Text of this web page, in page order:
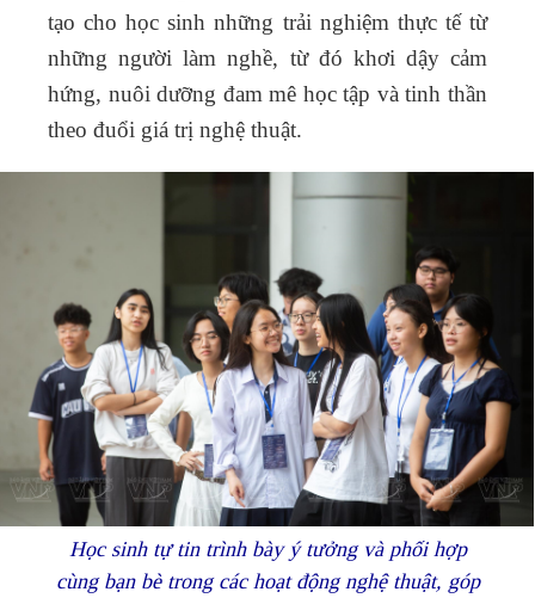
tạo cho học sinh những trải nghiệm thực tế từ
những người làm nghề, từ đó khơi dậy cảm
hứng, nuôi dưỡng đam mê học tập và tinh thần
theo đuổi giá trị nghệ thuật.
Học sinh tự tin trình bày ý tưởng và phối hợp
cùng bạn bè trong các hoạt động nghệ thuật, góp